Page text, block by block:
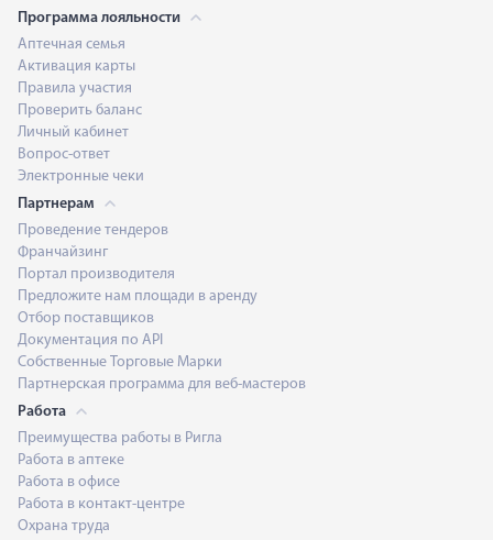
Программа лояльности
Аптечная семья
Активация карты
Правила участия
Проверить баланс
Личный кабинет
Вопрос-ответ
Электронные чеки
Партнерам
Проведение тендеров
Франчайзинг
Портал производителя
Предложите нам площади в аренду
Отбор поставщиков
Документация по API
Собственные Торговые Марки
Партнерская программа для веб-мастеров
Работа
Преимущества работы в Ригла
Работа в аптеке
Работа в офисе
Работа в контакт-центре
Охрана труда